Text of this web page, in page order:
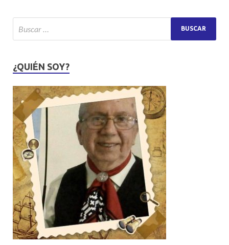
A
p
o
o
¿QUIÉN SOY?